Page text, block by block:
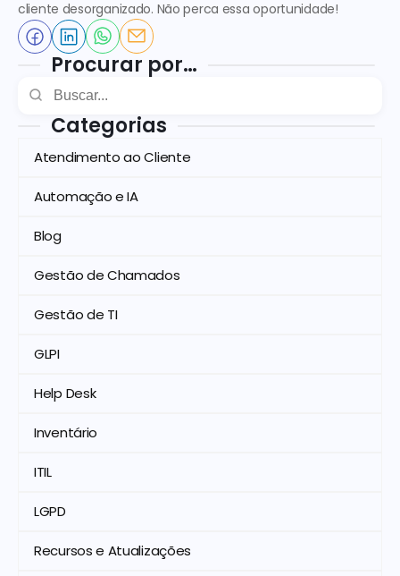
cliente desorganizado. Não perca essa oportunidade!
Procurar por…
Categorias
Atendimento ao Cliente
Automação e IA
Blog
Gestão de Chamados
Gestão de TI
GLPI
Help Desk
Inventário
ITIL
LGPD
Recursos e Atualizações